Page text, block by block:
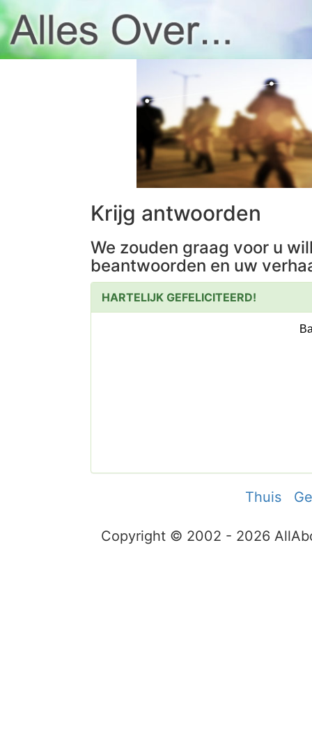
Krijg antwoorden
We zouden graag voor u
beantwoorden en uw
HARTELIJK GEFELICITEERD!
Thuis
Copyright © 2002 - 2026